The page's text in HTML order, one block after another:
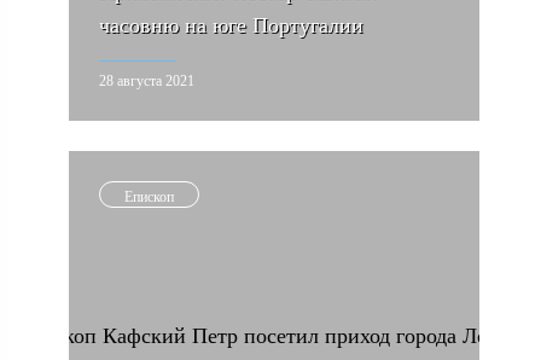
часовню на юге Португалии
28 августа 2021
Епископ